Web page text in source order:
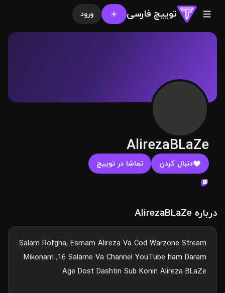
توییچ فارسی ورود
AlirezaBLaZe
دنبال کردن تماشا در توییچ
درباره AlirezaBLaZe
Salam Rofgha, Esmam Alireza Va Cod Warzone Stream
Mikonam ,16 Salame Va Channel YouTube ham Daram
Age Dost Dashtin Sub Konin Alireza BLaZe